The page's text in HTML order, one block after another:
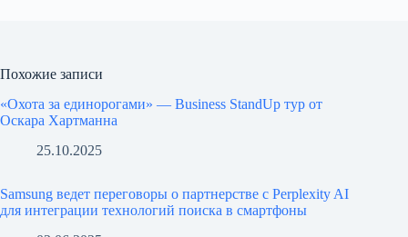
Похожие записи
«Охота за единорогами» — Business StandUp тур от
Оскара Хартманна
25.10.2025
Samsung ведет переговоры о партнерстве с Perplexity AI
для интеграции технологий поиска в смартфоны